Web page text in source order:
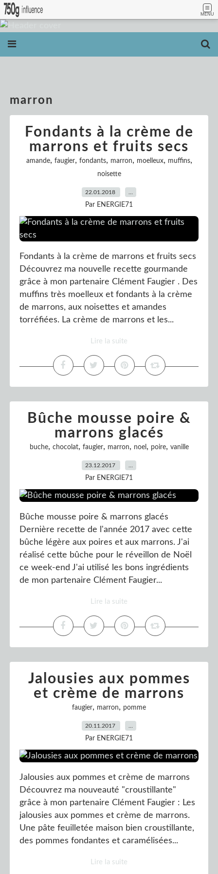
MENU
marron
Fondants à la crème de
marrons et fruits secs
amande, faugier, fondants, marron, moelleux, muffins,
noisette
22.01.2018
Par ENERGIE71
Fondants à la crème de marrons et fruits secs
Découvrez ma nouvelle recette gourmande
grâce à mon partenaire Clément Faugier . Des
muffins très moelleux et fondants à la crème
de marrons, aux noisettes et amandes
torréfiées. La crème de marrons et les...
Lire la suite
Bûche mousse poire &
marrons glacés
buche, chocolat, faugier, marron, noel, poire, vanille
23.12.2017
Par ENERGIE71
Bûche mousse poire & marrons glacés
Dernière recette de l'année 2017 avec cette
bûche légère aux poires et aux marrons. J'ai
réalisé cette bûche pour le réveillon de Noël
ce week-end J'ai utilisé les bons ingrédients
de mon partenaire Clément Faugier...
Lire la suite
Jalousies aux pommes
et crème de marrons
faugier, marron, pomme
20.11.2017
Par ENERGIE71
Jalousies aux pommes et crème de marrons
Découvrez ma nouveauté "croustillante"
grâce à mon partenaire Clément Faugier : Les
jalousies aux pommes et crème de marrons.
Une pâte feuilletée maison bien croustillante,
des pommes fondantes et caramélisées...
Lire la suite